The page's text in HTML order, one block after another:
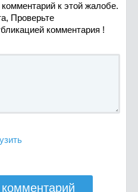
к этой жалобе.
Проверьте
комментария !